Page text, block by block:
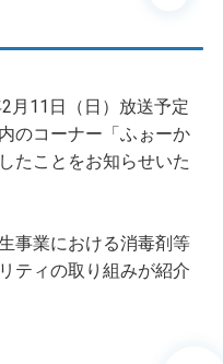
月11日（日）放送予定
のコーナー「ふぉーか
たことをお知らせいた
事業における消毒剤等
ティの取り組みが紹介